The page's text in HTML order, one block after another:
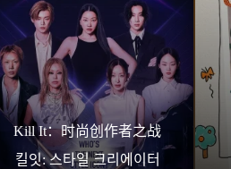
Kill It：时尚创作者之战
킬잇: 스타일 크리에이터